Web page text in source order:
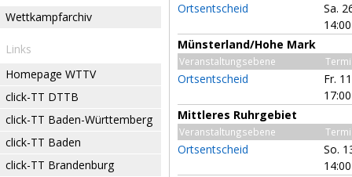
Wettkampfarchiv
Links
Homepage WTTV
click-TT DTTB
click-TT Baden-Württemberg
click-TT Baden
click-TT Brandenburg
Ortsentscheid
Sa.
Münsterland/Hohe Mark
Veranstaltungsebene
Ortsentscheid
Fr.
Mittleres Ruhrgebiet
Veranstaltungsebene
Ortsentscheid
So.